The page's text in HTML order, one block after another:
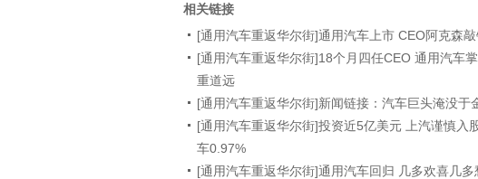
相关链接
[通用汽车重返华尔街]通用汽车上市 CEO阿克森敲
[通用汽车重返华尔街]18个月四任CEO 通用汽车
重道远
[通用汽车重返华尔街]新闻链接：汽车巨头淹没于
[通用汽车重返华尔街]投资近5亿美元 上汽谨慎入
车0.97%
[通用汽车重返华尔街]通用汽车回归 几多欢喜几多